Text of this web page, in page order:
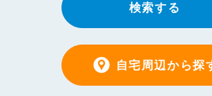
検索する
自宅周辺から探